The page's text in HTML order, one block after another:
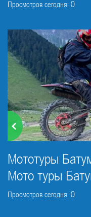
Просмотров сегодня: 0
Мототуры
Мото туры
Просмотров сегодня: 0